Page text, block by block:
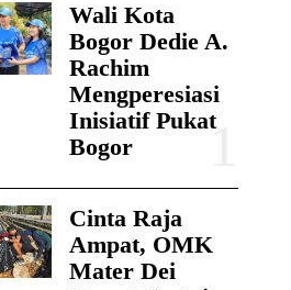
Wali Kota
Bogor Dedie A.
Rachim
Mengperesiasi
Inisiatif Pukat
Bogor
Cinta Raja
Ampat, OMK
Mater Dei